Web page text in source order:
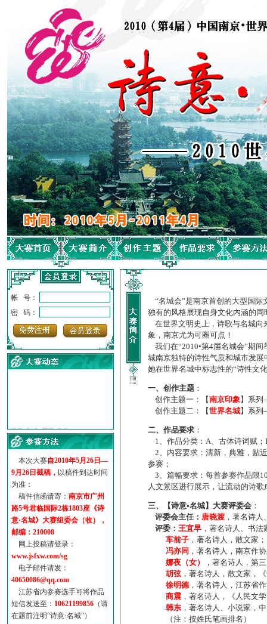
帐 号：
密 码：
·【诗意·名城】地铁展示作...
诗意名城·地铁时间
地铁完美呈现【诗意·名城...
参赛作品多达5000多首
“诗意·名城”晒诗会
特别通知--致广大诗词爱好...
本次大赛自2010年5月26日—
9月26日截稿， 以稿件到达时间
为准：
稿件信函请寄： 南京市广州
路5号君临国际2栋1803座《诗
意·名城》大赛组委会（收），
邮编：210008
网上投稿请登录：
www.jsfxw.com/sg
电子邮件请发：
40650086@qq.com
江苏省内参赛选手可将作品
短信发送至： 10621199856 （请
在题前注明“诗意·名城”）
“名城会”是南京首创的大型国际
独有的风格展现自身文化内涵的
在世界文明史上，诗歌与名城向
象，南京尤为可圈可点！
我们在“2010•第4届名城会”期
城南京独特的诗性气质和城市发
她在世界名城中标志性的“诗性文
一、创作主题 ：
创作主题一：【南京印象】系
创作主题二：【世界名城】系
二、作品要求 ：
1、作品分类：A、古体诗词赋；
2、内容要求：清新，典雅，贴
参赛；
3、篇幅要求：每首参赛作品限
人文景区进行展示，让流动的诗
三、【诗意•名城】大赛评委会 ：
评委会主任： 唐晓渡 ，著名诗
评委： 王宜早 ，著名诗人、书
车前子 ，著名诗人，散文家；
冯亦同 ，著名诗人，南京作
娜夜（女）
，著名诗人，第
胡弦，著名诗人，散文家，
徐明德，著名诗人，江苏省
商震 ，著名诗人，《人民文
韩东 ，著名诗人、小说家，
（注：按姓氏笔画排名）